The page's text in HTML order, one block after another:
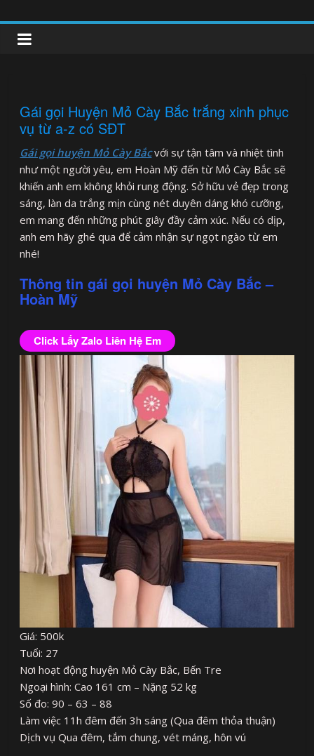
to
content
clipnonglive.com
Gái gọi Huyện Mỏ Cày Bắc trắng xinh phục
vụ từ a-z có SĐT
Gái gọi huyện Mỏ Cày Bắcvới sự tận tâm và nhiệt tình
như một người yêu, em Hoàn Mỹ đến từ Mỏ Cày Bắc sẽ
khiến anh em không khỏi rung động. Sở hữu vẻ đẹp trong
sáng, làn da trắng mịn cùng nét duyên dáng khó cưỡng,
em mang đến những phút giây đầy cảm xúc. Nếu có dịp,
anh em hãy ghé qua để cảm nhận sự ngọt ngào từ em
nhé!
Thông tin gái gọi huyện Mỏ Cày Bắc –
Hoàn Mỹ
Click Lấy Zalo Liên Hệ Em
Giá: 500k
Tuổi: 27
Nơi hoạt động huyện Mỏ Cày Bắc, Bến Tre
Ngoại hình: Cao 161 cm – Nặng 52 kg
Số đo: 90 – 63 – 88
Làm việc 11h đêm đến 3h sáng (Qua đêm thỏa thuận)
Dịch vụ Qua đêm, tắm chung, vét máng, hôn vú